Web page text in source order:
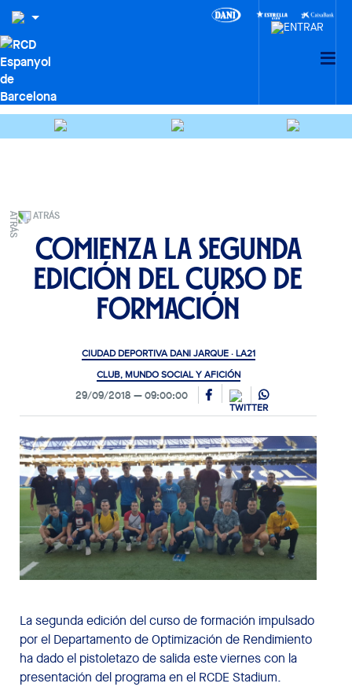
ATRÁS
Comienza la segunda
edición del curso de
formación
CIUDAD DEPORTIVA DANI JARQUE · LA21
CLUB, MUNDO SOCIAL Y AFICIÓN
29/09/2018 09:00:00
La segunda edición del curso de formación impulsado
por el Departamento de Optimización de Rendimiento
ha dado el pistoletazo de salida este viernes con la
presentación del programa en el RCDE Stadium.